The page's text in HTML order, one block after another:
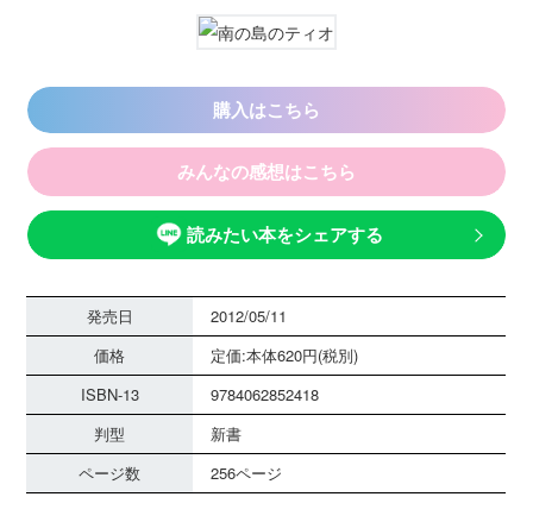
購入はこちら
みんなの感想はこちら
読みたい本をシェアする
発売日
2012/05/11
価格
定価:本体620円(税別)
ISBN-13
9784062852418
判型
新書
ページ数
256ページ